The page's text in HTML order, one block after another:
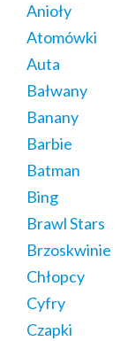
Anioły
Atomówki
Auta
Bałwany
Banany
Barbie
Batman
Bing
Brawl Stars
Brzoskwinie
Chłopcy
Cyfry
Czapki